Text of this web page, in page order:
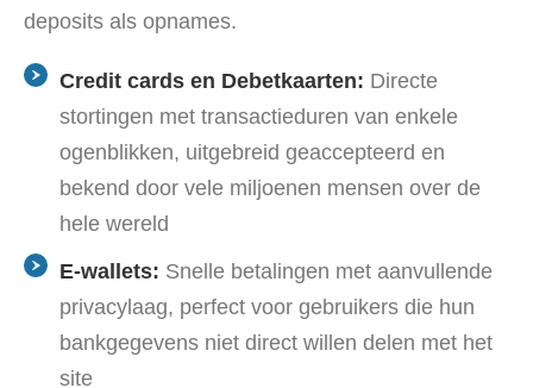
deposits als opnames.
Credit cards en Debetkaarten: Directe
stortingen met transactieduren van enkele
ogenblikken, uitgebreid geaccepteerd en
bekend door vele miljoenen mensen over de
hele wereld
E-wallets: Snelle betalingen met aanvullende
privacylaag, perfect voor gebruikers die hun
bankgegevens niet direct willen delen met het
site